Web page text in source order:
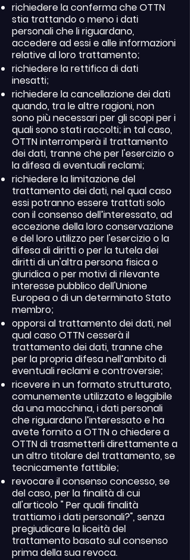
richiedere la conferma che OTTN
stia trattando o meno i dati
personali che li riguardano,
accedere ad essi e alle informazioni
relative al loro trattamento;
richiedere la rettifica di dati
inesatti;
richiedere la cancellazione dei dati
quando, tra le altre ragioni, non
sono più necessari per gli scopi per i
quali sono stati raccolti; in tal caso,
OTTN interromperà il trattamento
dei dati, tranne che per l'esercizio o
la difesa di eventuali reclami;
richiedere la limitazione del
trattamento dei dati, nel qual caso
essi potranno essere trattati solo
con il consenso dell’interessato, ad
eccezione della loro conservazione
e del loro utilizzo per l'esercizio o la
difesa di diritti o per la tutela dei
diritti di un'altra persona fisica o
giuridica o per motivi di rilevante
interesse pubblico dell'Unione
Europea o di un determinato Stato
membro;
opporsi al trattamento dei dati, nel
qual caso OTTN cesserà il
trattamento dei dati, tranne che
per la propria difesa nell’ambito di
eventuali reclami e controversie;
ricevere in un formato strutturato,
comunemente utilizzato e leggibile
da una macchina, i dati personali
che riguardano l’interessato e ha
avete fornito a OTTN o chiedere a
OTTN di trasmetterli direttamente a
un altro titolare del trattamento, se
tecnicamente fattibile;
revocare il consenso concesso, se
del caso, per la finalità di cui
all'articolo " Per quali finalità
trattiamo i dati personali?", senza
pregiudicare la liceità del
trattamento basato sul consenso
prima della sua revoca.